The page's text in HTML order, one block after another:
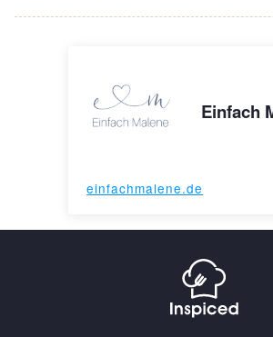
Einfach
einfachmalene.de